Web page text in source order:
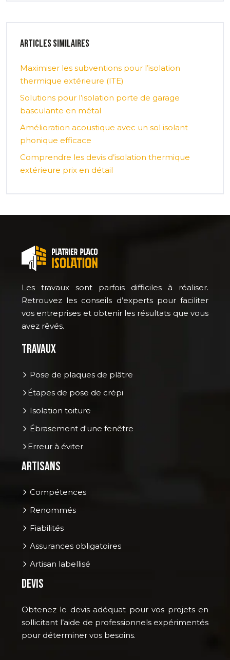
Articles similaires
Maximiser les subventions pour l’isolation
thermique extérieure (ITE)
Solutions pour l’isolation porte de garage
basculante en métal
Amélioration acoustique avec un sol isolant
phonique efficace
Comprendre les devis d’isolation thermique
extérieure prix en détail
Les travaux sont parfois difficiles à réaliser.
Retrouvez les conseils d’experts pour faciliter
vos entreprises et obtenir les résultats que vous
avez rêvés.
Travaux
Pose de plaques de plâtre
Étapes de pose de crépi
Isolation toiture
Ébrasement d'une fenêtre
Erreur à éviter
Artisans
Compétences
Renommés
Fiabilités
Assurances obligatoires
Artisan labellisé
Devis
Obtenez le devis adéquat pour vos projets en
sollicitant l’aide de professionnels expérimentés
pour déterminer vos besoins.